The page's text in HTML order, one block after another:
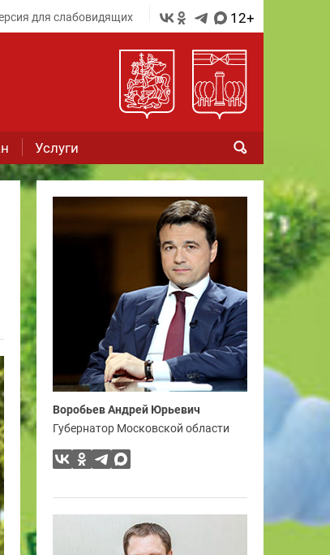
для слабовидящих 12+
Услуги
Воробьев Андрей Юрьевич
Губернатор Московской области